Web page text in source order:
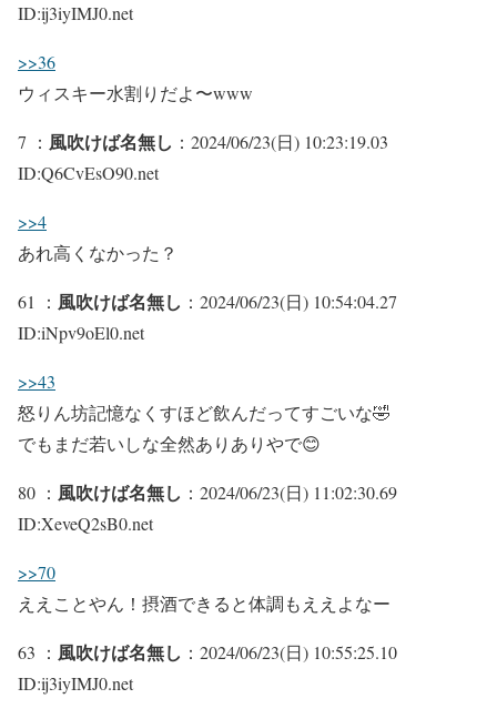
ID:ij3iyIMJ0.net
>>36
ウィスキー水割りだよ〜www
7 ： 風吹けば名無し ：2024/06/23(日) 10:23:19.03
ID:Q6CvEsO90.net
>>4
あれ高くなかった？
61 ： 風吹けば名無し ：2024/06/23(日) 10:54:04.27
ID:iNpv9oEl0.net
>>43
怒りん坊記憶なくすほど飲んだってすごいな🤣
でもまだ若いしな全然ありありやで😊
80 ： 風吹けば名無し ：2024/06/23(日) 11:02:30.69
ID:XeveQ2sB0.net
>>70
ええことやん！摂酒できると体調もええよなー
63 ： 風吹けば名無し ：2024/06/23(日) 10:55:25.10
ID:ij3iyIMJ0.net